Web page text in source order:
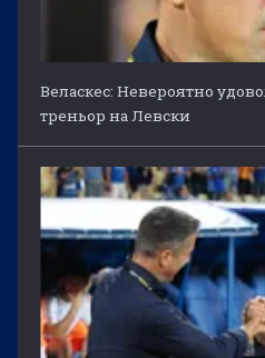
Веласкес: Невероятно
треньор на Левски